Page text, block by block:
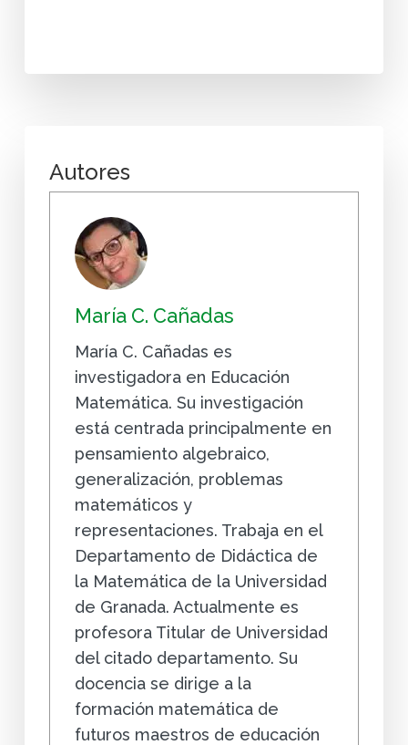
Autores
María C. Cañadas
María C. Cañadas es
investigadora en Educación
Matemática. Su investigación
está centrada principalmente en
pensamiento algebraico,
generalización, problemas
matemáticos y
representaciones. Trabaja en el
Departamento de Didáctica de
la Matemática de la Universidad
de Granada. Actualmente es
profesora Titular de Universidad
del citado departamento. Su
docencia se dirige a la
formación matemática de
futuros maestros de educación